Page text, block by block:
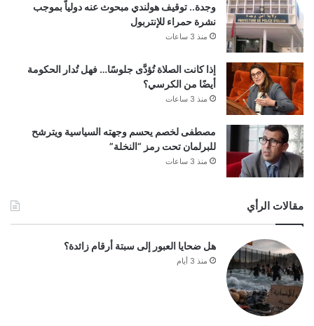
وجدة.. توقيف هولندي مبحوث عنه دولياً بموجب
نشرة حمراء للإنتربول
منذ 3 ساعات
إذا كانت الصلاة تُؤدَّى جلوسًا… فهل تُدار الحكومة
أيضًا من الكرسي؟
منذ 3 ساعات
مصطفى لخصم يحسم وجهته السياسية ويترشح
للبرلمان تحت رمز “النخلة”
منذ 3 ساعات
مقالات الرأي
هل ضحايا العبور إلى سبتة أرقام زائدة؟
منذ 3 أيام